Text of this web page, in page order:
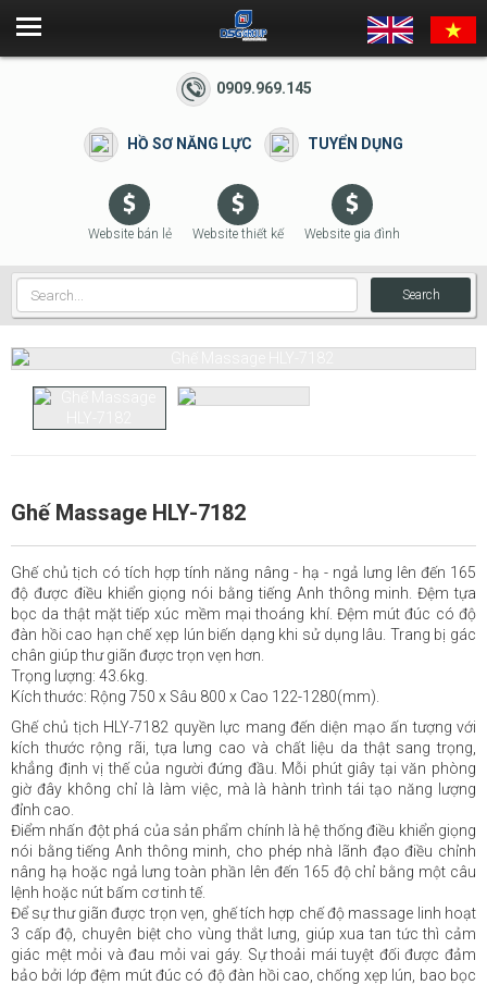
0909.969.145
HỒ SƠ NĂNG LỰC TUYỂN DỤNG
Website bán lẻ Website thiết kế Website gia đình
Search
Ghế Massage HLY-7182
Ghế chủ tịch có tích hợp tính năng nâng - hạ - ngả lưng lên đến 165
độ được điều khiển giọng nói bằng tiếng Anh thông minh. Đệm tựa
bọc da thật mặt tiếp xúc mềm mại thoáng khí. Đệm mút đúc có độ
đàn hồi cao hạn chế xẹp lún biến dạng khi sử dụng lâu. Trang bị gác
chân giúp thư giãn được trọn vẹn hơn.
Trọng lượng: 43.6kg.
Kích thước: Rộng 750 x Sâu 800 x Cao 122-1280(mm).
Ghế chủ tịch HLY-7182 quyền lực mang đến diện mạo ấn tượng với
kích thước rộng rãi, tựa lưng cao và chất liệu da thật sang trọng,
khẳng định vị thế của người đứng đầu. Mỗi phút giây tại văn phòng
giờ đây không chỉ là làm việc, mà là hành trình tái tạo năng lượng
đỉnh cao.
Điểm nhấn đột phá của sản phẩm chính là hệ thống điều khiển giọng
nói bằng tiếng Anh thông minh, cho phép nhà lãnh đạo điều chỉnh
nâng hạ hoặc ngả lưng toàn phần lên đến 165 độ chỉ bằng một câu
lệnh hoặc nút bấm cơ tinh tế.
Để sự thư giãn được trọn vẹn, ghế tích hợp chế độ massage linh hoạt
3 cấp độ, chuyên biệt cho vùng thắt lưng, giúp xua tan tức thì cảm
giác mệt mỏi và đau mỏi vai gáy. Sự thoải mái tuyệt đối được đảm
bảo bởi lớp đệm mút đúc có độ đàn hồi cao, chống xẹp lún, bao bọc